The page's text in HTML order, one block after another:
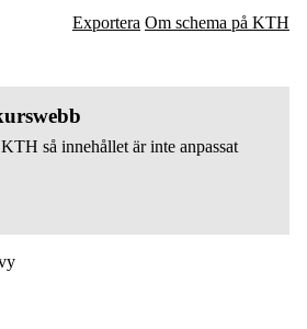
Exportera Om schema på KTH
så innehållet är inte anpassat